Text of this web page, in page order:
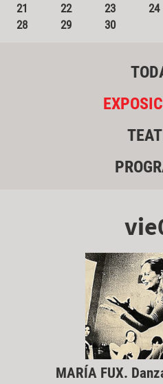
21
22 23 24
28
29 30
MARÍA FUX.